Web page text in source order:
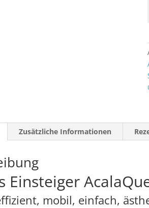
Zusätzliche Informationen
Einsteiger
mobil, einfach,